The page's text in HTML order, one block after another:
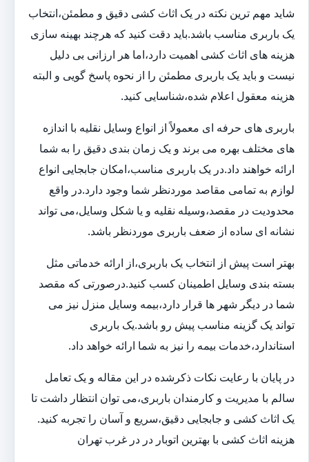
شاید مهم ترین نکته در یک اثاث کشی دقیق و مطمئن،انتخاب
یک باربری مناسب باشد.باید دقت کنید که هرچند بهینه سازی
هزینه های اثاث کشی اهمیت دارد،اما هر ارزانی بی دلیل
نیست و باید یک باربری مطمئن را از نحوه پاسخ گویی و البته
هزینه معقول اعلام شده،شناسایی کنید.
باربری های حرفه ای معمولاً از انواع وسایل نقلیه با اندازه
های مختلف بهره می برند و یک زمان بندی دقیق را به شما
ارائه خواهند داد.در یک باربری مناسب،امکان جابجایی انواع
لوازم به تمامی مقاصد موردنظر شما وجود دارد.در واقع
محدودیت در مقصد،وسیله نقلیه و یا شکل وسایل،می تواند
نشانه ای ساده از ضعف باربری موردنظر باشد.
بهتر است پیش از انتخاب یک باربری،از ارائه خدماتی مثل
بسته بندی وسایل اطمینان کسب کنید.درصورتی که مقصد
شما در دیگر شهر ها قرار دارد،بیمه وسایل منزل نیز می
تواند یک گزینه مناسب پیش رو باشد.یک باربری
استاندارد،خدمات بیمه را نیز به شما ارائه خواهد داد.
در پایان با رعایت نکات ذکرشده در این مقاله و یک تعامل
سالم با مدیریت و کارمندان باربری،می توان انتظار داشت تا
یک اثاث کشی و جابجایی دقیق،سریع و آسان را تجربه کنید.
هزینه اثاث کشی با بهترین اتوبار در در غرب تهران